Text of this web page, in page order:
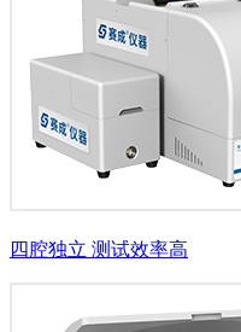
四腔独立 测试效率高